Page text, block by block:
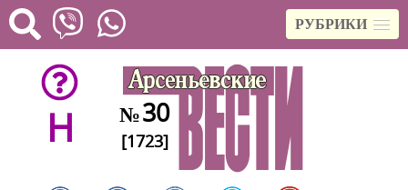
РУБРИКИ
H №30
[1723]